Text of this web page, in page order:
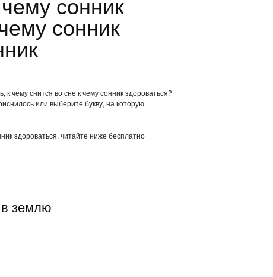
сонник
к чему снится во сне к чему сонник здороваться?
или выберите букву, на которую
здороваться, читайте ниже бесплатно
землю